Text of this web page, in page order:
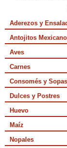
Aderezos y
Antojitos
Aves
Carnes
Consomés y Sopas
Dulces y Postres
Huevo
Maíz
Nopales